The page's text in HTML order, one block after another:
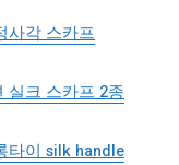
사각 스카프
실크 스카프 2종
타이 silk handle